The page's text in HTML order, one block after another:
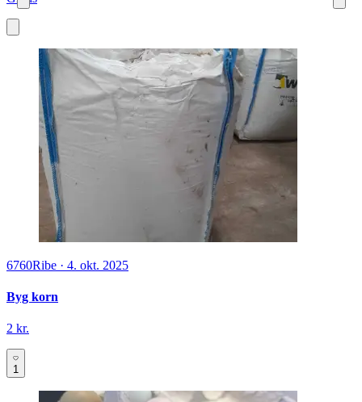
6760Ribe · 4. okt. 2025
Byg korn
2 kr.
1